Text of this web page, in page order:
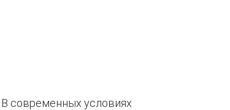
. В современных условиях